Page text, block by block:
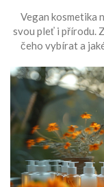
Vegan kosmetika
svou pleť i přírodu.
čeho vybírat a